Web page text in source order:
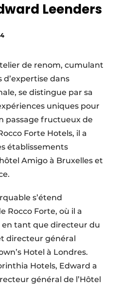
Leenders
de renom, cumulant
dans
se distingue par sa
uniques pour
passage fructueux de
Forte Hotels, il a
établissements
Amigo à Bruxelles et
s’étend
Rocco Forte, où il a
en tant que directeur du
directeur général
Hotel à Londres.
Hotels, Edward a
général de l’Hôtel